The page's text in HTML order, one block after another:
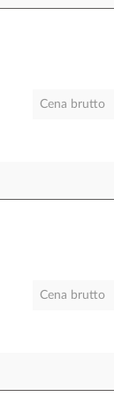
Cena brutto
Cena brutto